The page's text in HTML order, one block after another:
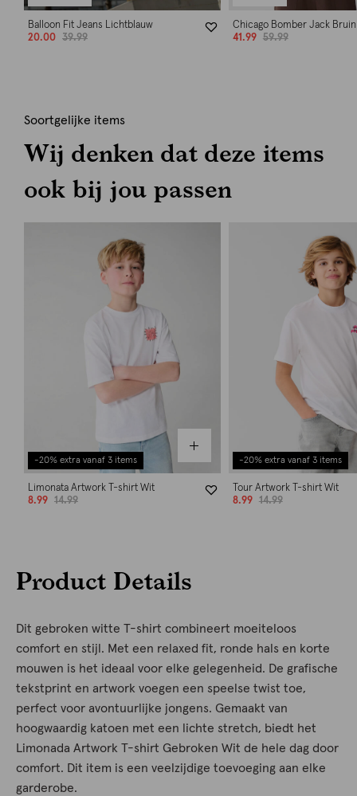
Balloon Fit Jeans Lichtblauw
20.00
39.99
Chicago Bomber Jack Bruin
41.99
59.99
Soortgelijke items
Wij denken dat deze items
ook bij jou passen
-20% extra vanaf 3 items
Limonata Artwork T-shirt Wit
8.99
14.99
-20% extra vanaf 3 items
Tour Artwork T-shirt Wit
8.99
14.99
Product Details
Dit gebroken witte T-shirt combineert moeiteloos
comfort en stijl. Met een relaxed fit, ronde hals en korte
mouwen is het ideaal voor elke gelegenheid. De grafische
tekstprint en artwork voegen een speelse twist toe,
perfect voor avontuurlijke jongens. Gemaakt van
hoogwaardig katoen met een lichte stretch, biedt het
Limonada Artwork T-shirt Gebroken Wit de hele dag door
comfort. Dit item is een veelzijdige toevoeging aan elke
garderobe.